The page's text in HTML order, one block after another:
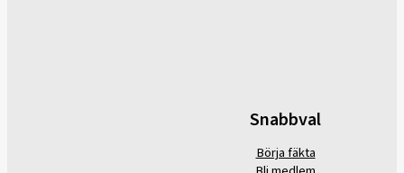
Snabbval
Börja fäkta